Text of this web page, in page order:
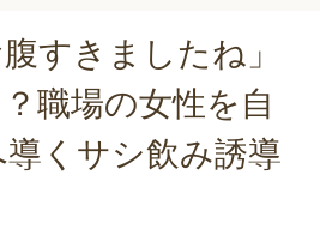
すきましたね」
職場の女性を自
くサシ飲み誘導